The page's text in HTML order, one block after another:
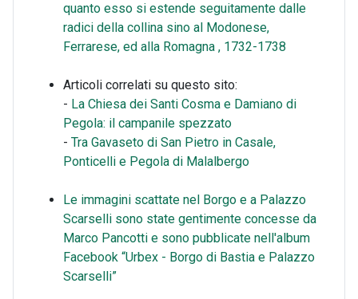
quanto esso si estende seguitamente dalle
radici della collina sino al Modonese,
Ferrarese, ed alla Romagna , 1732-1738
Articoli correlati su questo sito:
- La Chiesa dei Santi Cosma e Damiano di
Pegola: il campanile spezzato
- Tra Gavaseto di San Pietro in Casale,
Ponticelli e Pegola di Malalbergo
Le immagini scattate nel Borgo e a Palazzo
Scarselli sono state gentimente concesse da
Marco Pancotti e sono pubblicate nell'album
Facebook “Urbex - Borgo di Bastia e Palazzo
Scarselli”